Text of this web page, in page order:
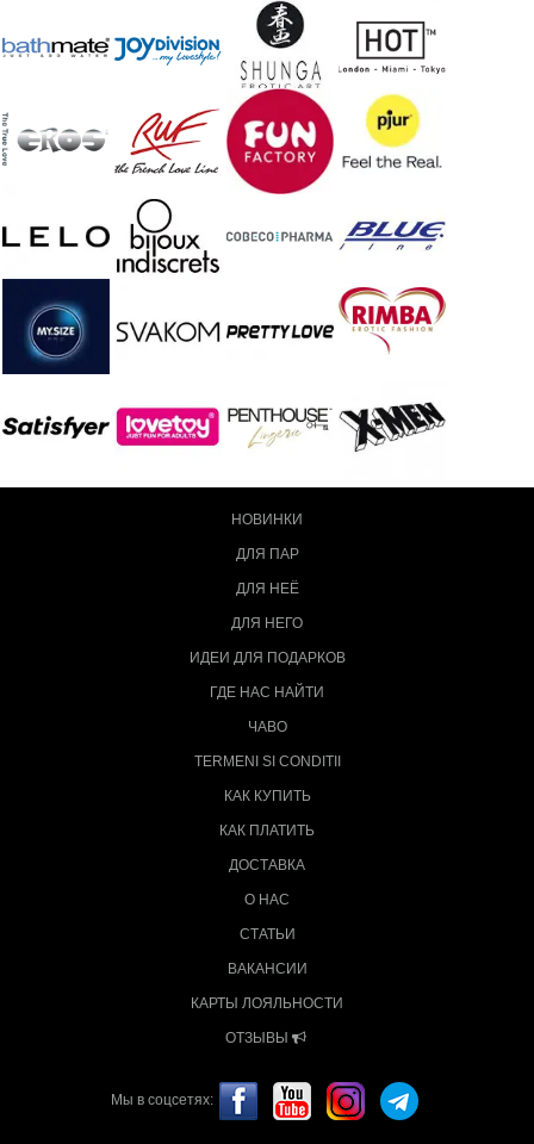
НОВИНКИ
ДЛЯ ПАР
ДЛЯ НЕЁ
ДЛЯ НЕГО
ИДЕИ ДЛЯ ПОДАРКОВ
ГДЕ НАС НАЙТИ
ЧАВО
TERMENI SI CONDITII
КАК КУПИТЬ
КАК ПЛАТИТЬ
ДОСТАВКА
О НАС
СТАТЬИ
ВАКАНСИИ
КАРТЫ ЛОЯЛЬНОСТИ
ОТЗЫВЫ
Мы в соцсетях: